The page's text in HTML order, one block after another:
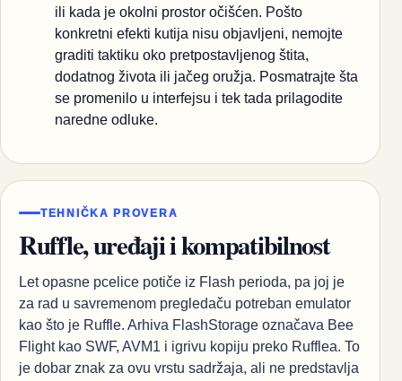
ili kada je okolni prostor očišćen. Pošto
konkretni efekti kutija nisu objavljeni, nemojte
graditi taktiku oko pretpostavljenog štita,
dodatnog života ili jačeg oružja. Posmatrajte šta
se promenilo u interfejsu i tek tada prilagodite
naredne odluke.
TEHNIČKA PROVERA
Ruffle, uređaji i kompatibilnost
Let opasne pcelice potiče iz Flash perioda, pa joj je
za rad u savremenom pregledaču potreban emulator
kao što je Ruffle. Arhiva FlashStorage označava Bee
Flight kao SWF, AVM1 i igrivu kopiju preko Rufflea. To
je dobar znak za ovu vrstu sadržaja, ali ne predstavlja